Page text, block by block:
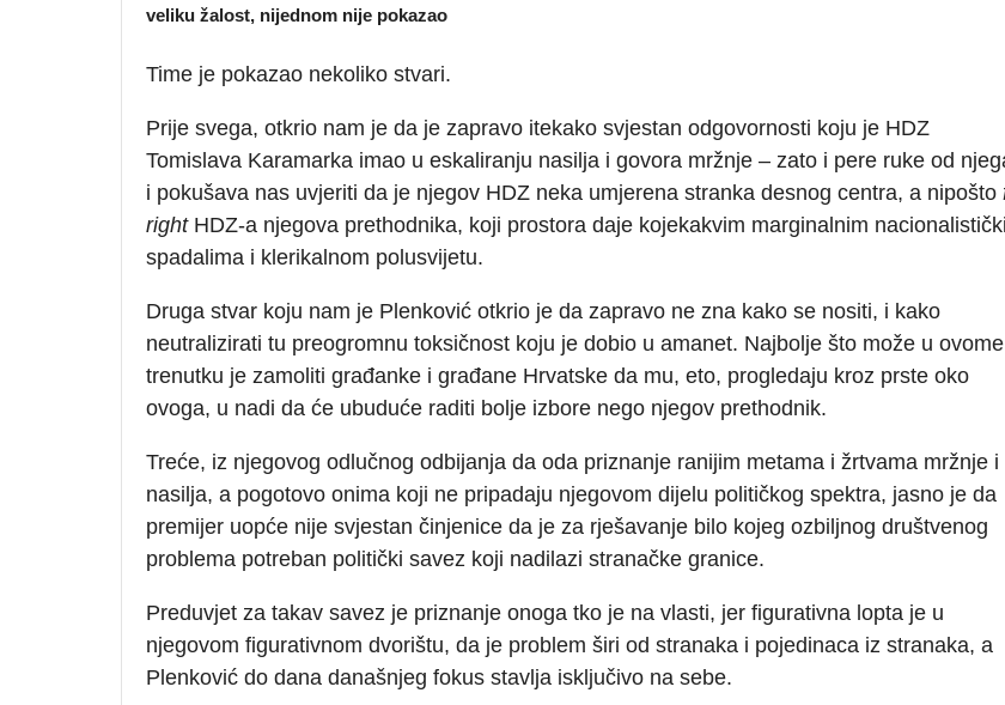
veliku žalost, nijednom nije pokazao
Time je pokazao nekoliko stvari.
Prije svega, otkrio nam je da je zapravo itekako svjestan odgovornosti koju je HDZ
Tomislava Karamarka imao u eskaliranju nasilja i govora mržnje – zato i pere ruke od
i pokušava nas uvjeriti da je njegov HDZ neka umjerena stranka desnog centra, a nipošto
rightHDZ-a njegova prethodnika, koji prostora daje kojekakvim marginalnim
spadalima i klerikalnom polusvijetu.
Druga stvar koju nam je Plenković otkrio je da zapravo ne zna kako se nositi, i kako
neutralizirati tu preogromnu toksičnost koju je dobio u amanet. Najbolje što može u ovome
trenutku je zamoliti građanke i građane Hrvatske da mu, eto, progledaju kroz prste oko
ovoga, u nadi da će ubuduće raditi bolje izbore nego njegov prethodnik.
Treće, iz njegovog odlučnog odbijanja da oda priznanje ranijim metama i žrtvama mržnje i
nasilja, a pogotovo onima koji ne pripadaju njegovom dijelu političkog spektra, jasno je da
premijer uopće nije svjestan činjenice da je za rješavanje bilo kojeg ozbiljnog društvenog
problema potreban politički savez koji nadilazi stranačke granice.
Preduvjet za takav savez je priznanje onoga tko je na vlasti, jer figurativna lopta je u
njegovom figurativnom dvorištu, da je problem širi od stranaka i pojedinaca iz stranaka, a
Plenković do dana današnjeg fokus stavlja isključivo na sebe.